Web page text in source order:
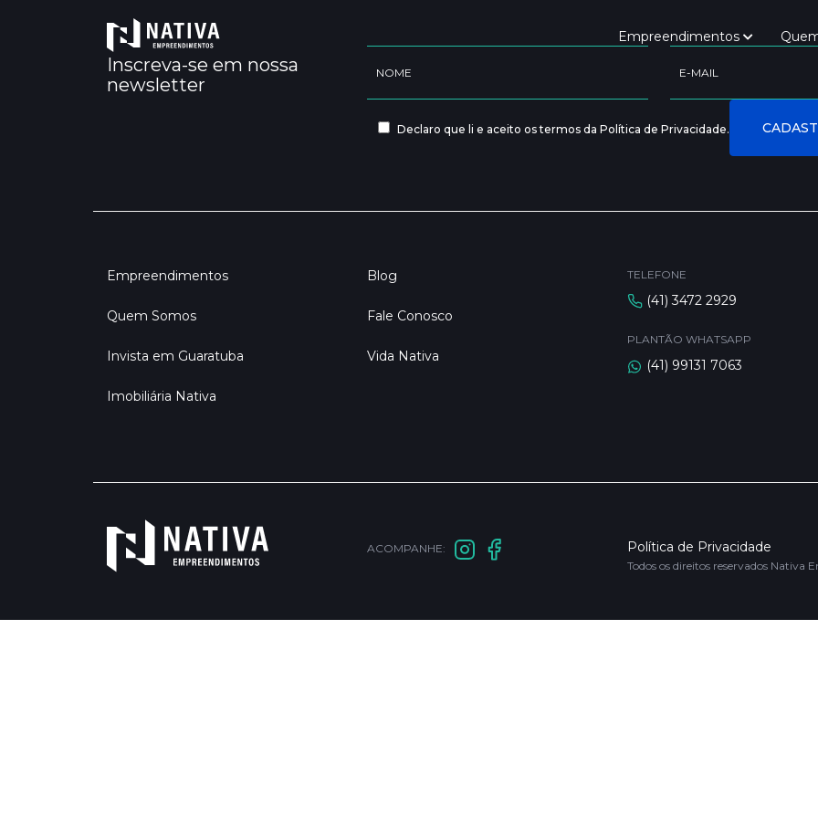
Empreendimentos
Inscreva-se em nossa
newsletter
Declaro que li e aceito os termos da Política de Privacidade.
Empreendimentos
Quem Somos
Invista em Guaratuba
Imobiliária Nativa
Blog
Fale Conosco
Vida Nativa
TELEFONE
(41) 3472 2929
PLANTÃO WHATSAPP
(41) 99131 7063
ACOMPANHE: Política de Privacidade
Todos os direitos reservados